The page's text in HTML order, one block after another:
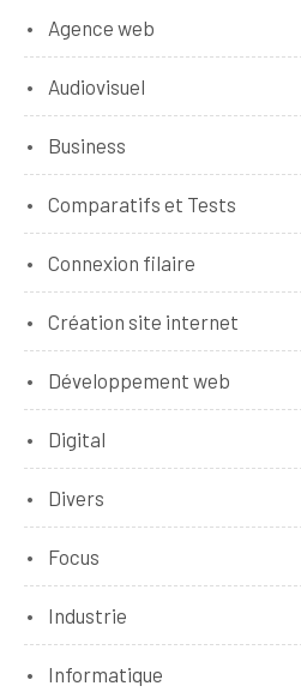
Agence web
Audiovisuel
Business
Comparatifs et Tests
Connexion filaire
Création site internet
Développement web
Digital
Divers
Focus
Industrie
Informatique